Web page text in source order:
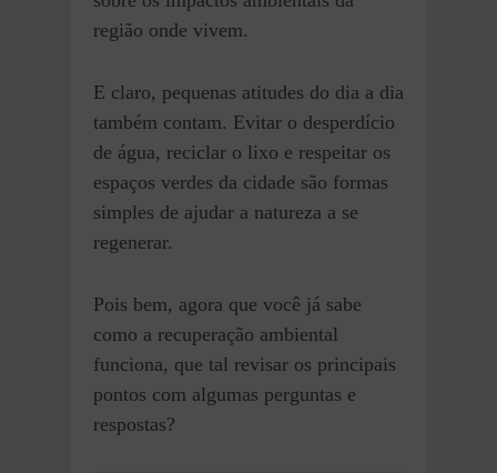
região onde vivem.
E claro, pequenas atitudes do dia a dia
também contam. Evitar o desperdício
de água, reciclar o lixo e respeitar os
espaços verdes da cidade são formas
simples de ajudar a natureza a se
regenerar.
Pois bem, agora que você já sabe
como a recuperação ambiental
funciona, que tal revisar os principais
pontos com algumas perguntas e
respostas?